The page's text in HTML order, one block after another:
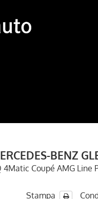
BENZ
4Matic Coupé AMG Line
Stampa